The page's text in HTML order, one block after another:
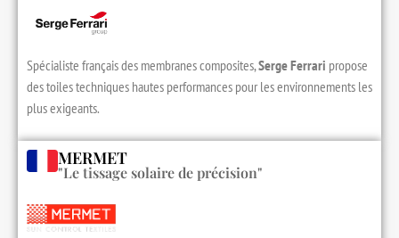
Spécialiste français des membranes composites,Serge Ferrari propose
des toiles techniques hautes performances pour les environnements les
plus exigeants.
MERMET
"Le tissage solaire de précision"